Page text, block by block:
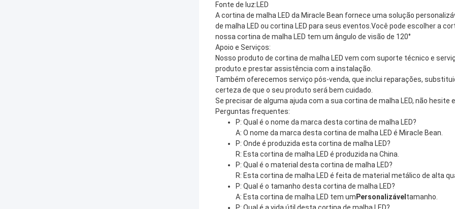
Fonte de luz:LED
A cortina de malha LED da Miracle Bean fornece uma solução
de malha LED ou cortina LED para seus eventos.Você pode escolher a
nossa cortina de malha LED tem um ângulo de visão de 120°
Apoio e Serviços:
Nosso produto de cortina de malha LED vem com suporte técnico e
produto.e prestar assistência com a instalação.
Também oferecemos serviço pós-venda, que inclui reparações,
certeza de que o seu produto será bem cuidado.
Se precisar de alguma ajuda com a sua cortina de malha LED, não
Perguntas frequentes:
P: Qual é o nome da marca desta cortina de malha LED?
A: O nome da marca desta cortina de malha LED é Miracle Bean.
P: Onde é produzida esta cortina de malha LED?
R: Esta cortina de malha LED é produzida na China.
P: Qual é o material desta cortina de malha LED?
R: Esta cortina de malha LED é feita de material metálico de alta
P: Qual é o tamanho desta cortina de malha LED?
A: Esta cortina de malha LED tem um Personalizável tamanho.